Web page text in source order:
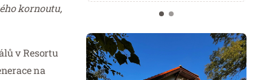
kornoutu,
v Resortu
na